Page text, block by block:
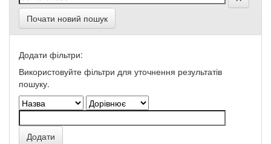
Почати новий пошук
Додати фільтри:
Використовуйте фільтри для уточнення результатів
пошуку.